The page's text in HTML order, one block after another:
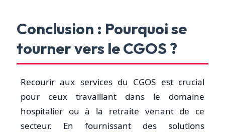
Conclusion : Pourquoi se
tourner vers le CGOS ?
Recourir aux services du CGOS est crucial
pour ceux travaillant dans le domaine
hospitalier ou à la retraite venant de ce
secteur. En fournissant des solutions